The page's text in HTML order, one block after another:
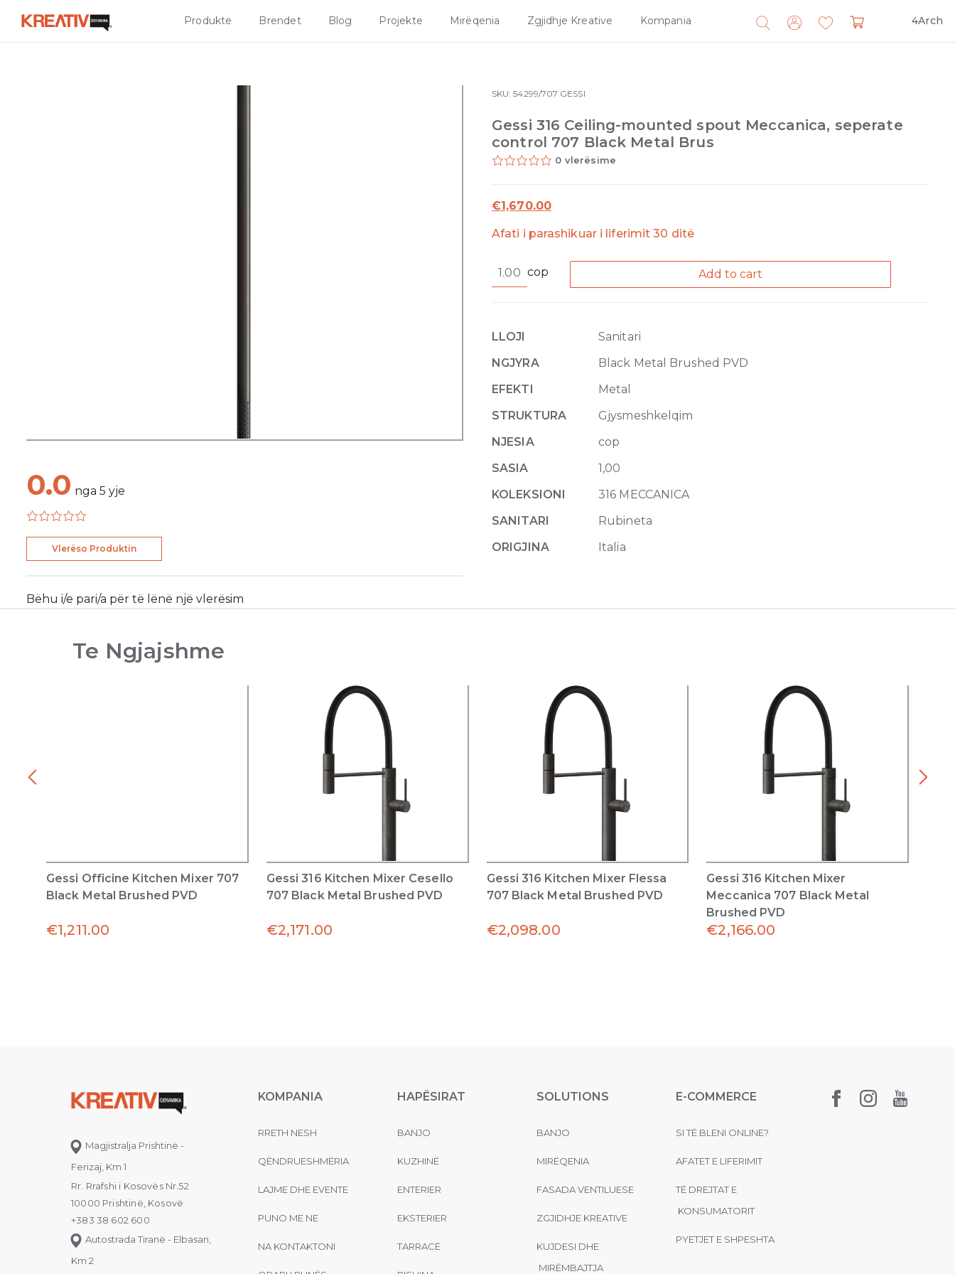
Produkte Brendet Blog Projekte Mirëqenia Zgjidhje Kreative Kompania 4Arch
Search
for:
0.0 nga 5 yje
Vlerëso Produktin
Bëhu i/e pari/a për të lënë një vlerësim
SKU:54299/707 GESSI
Gessi 316 Ceiling-mounted spout Meccanica, seperate
control 707 Black Metal Brus
0 vlerësime
€1,670.00
Afati i parashikuar i liferimit 30 ditë
316
Meccanica,
seperate
707
Black
Brus
quantity
cop Add to cart
LLOJI
Sanitari
NGJYRA
Black Metal Brushed PVD
EFEKTI
Metal
STRUKTURA
Gjysmeshkelqim
NJESIA
cop
SASIA
1,00
KOLEKSIONI
316 MECCANICA
SANITARI
Rubineta
ORIGJINA
Italia
Te Ngjajshme
Gessi Officine Kitchen Mixer 707
Black Metal Brushed PVD
€1,211.00
Gessi 316 Kitchen Mixer Cesello
707 Black Metal Brushed PVD
€2,171.00
Gessi 316 Kitchen Mixer Flessa
707 Black Metal Brushed PVD
€2,098.00
Gessi 316 Kitchen Mixer
Meccanica 707 Black Metal
Brushed PVD
€2,166.00
Magjistralja Prishtinë -
Ferizaj, Km 1
Rr. Rrafshi i Kosovës Nr.52
10000 Prishtinë, Kosovë
+383 38 602 600
Autostrada Tiranë - Elbasan,
Km 2
KOMPANIA
RRETH NESH
QËNDRUESHMËRIA
LAJME DHE EVENTE
PUNO ME NE
NA KONTAKTONI
HAPËSIRAT
BANJO
KUZHINË
ENTERIER
EKSTERIER
TARRACË
SOLUTIONS
BANJO
MIRËQENIA
FASADA VENTILUESE
ZGJIDHJE KREATIVE
KUJDESI DHE
MIRËMBAJTJA
E-COMMERCE
SI TË BLENI ONLINE?
AFATET E LIFERIMIT
TË DREJTAT E
KONSUMATORIT
PYETJET E SHPESHTA